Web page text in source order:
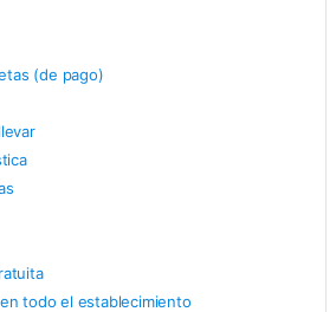
(de pago)
todo el establecimiento